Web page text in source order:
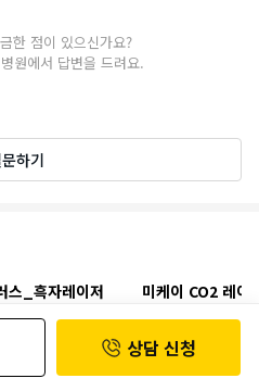
한 점이 있으신가요?
원에서 답변을 드려요.
하기
스_흑자레이저
7만 7천원
서초구
미케이 CO2 레이
미케이의원 강남
상담 신청